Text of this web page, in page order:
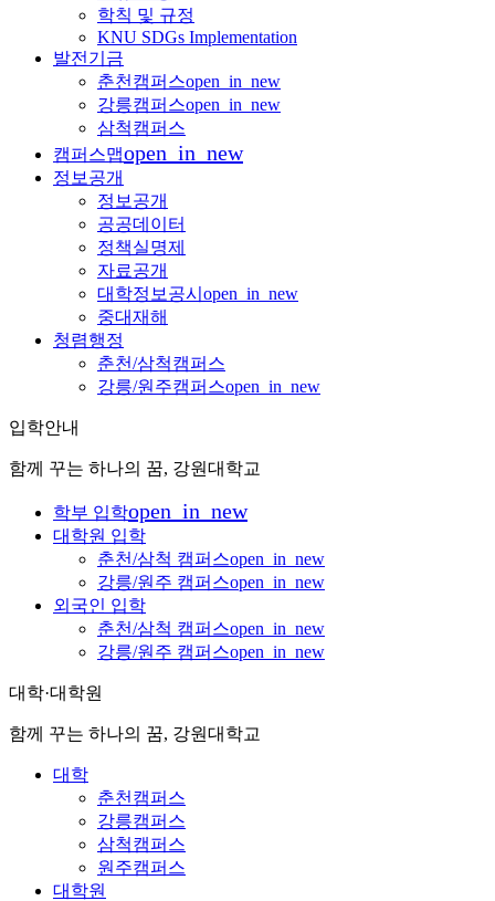
학칙 및 규정
KNU SDGs Implementation
발전기금
춘천캠퍼스open_in_new
강릉캠퍼스open_in_new
삼척캠퍼스
캠퍼스맵open_in_new
정보공개
정보공개
공공데이터
정책실명제
자료공개
대학정보공시 open_in_new
중대재해
청렴행정
춘천/삼척캠퍼스
강릉/원주캠퍼스open_in_new
입학안내
함께 꾸는 하나의 꿈, 강원대학교
학부 입학open_in_new
대학원 입학
춘천/삼척 캠퍼스open_in_new
강릉/원주 캠퍼스open_in_new
외국인 입학
춘천/삼척 캠퍼스open_in_new
강릉/원주 캠퍼스open_in_new
대학·대학원
함께 꾸는 하나의 꿈, 강원대학교
대학
춘천캠퍼스
강릉캠퍼스
삼척캠퍼스
원주캠퍼스
대학원